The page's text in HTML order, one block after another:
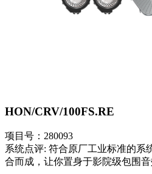
HON/CRV/100FS.RE
项目号：280093
系统点评: 符合原厂工业标准的系
合而成，让你置身于影院级包围